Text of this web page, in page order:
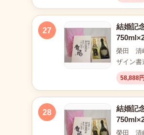
27
結婚記
榮田 清
ザイン書
58,888円
28
結婚記
榮田 清